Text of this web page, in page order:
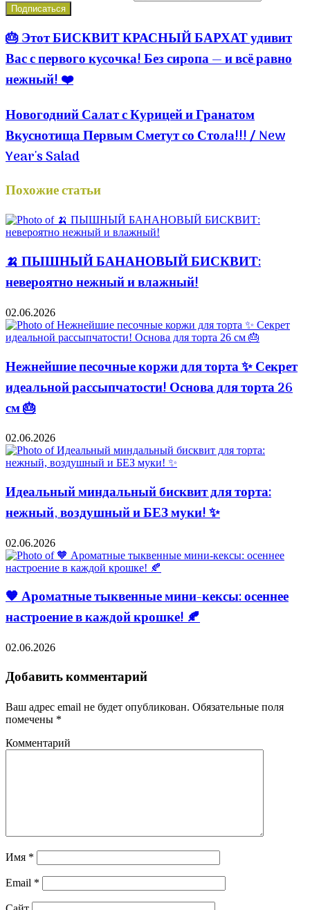
🎂 Этот БИСКВИТ КРАСНЫЙ БАРХАТ удивит
Вас с первого кусочка! Без сиропа — и всё равно
нежный! ❤️
Новогодний Салат с Курицей и Гранатом
Вкуснотища Первым Сметут со Стола!!! / New
Year's Salad
Похожие статьи
🍌 ПЫШНЫЙ БАНАНОВЫЙ БИСКВИТ:
невероятно нежный и влажный!
02.06.2026
Нежнейшие песочные коржи для торта ✨ Секрет
идеальной рассыпчатости! Основа для торта 26
см 🎂
02.06.2026
Идеальный миндальный бисквит для торта:
нежный, воздушный и БЕЗ муки! ✨
02.06.2026
🧡 Ароматные тыквенные мини-кексы: осеннее
настроение в каждой крошке! 🍂
02.06.2026
Добавить комментарий
Ваш адрес email не будет опубликован. Обязательные поля
помечены *
Комментарий
Имя *
Email *